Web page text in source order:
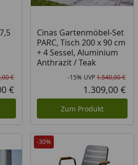
Rabatt in Prozent
Ursprünglicher Preis
€
Aktueller Preis
€
Cinas Gartenmöbel-Set
PARC, Tisch 200 x 90 cm
+ 4 Sessel, Aluminium
Anthrazit / Teak
-15% UVP1.540,00 €
1.309,00 €
Zum Produkt
-30%